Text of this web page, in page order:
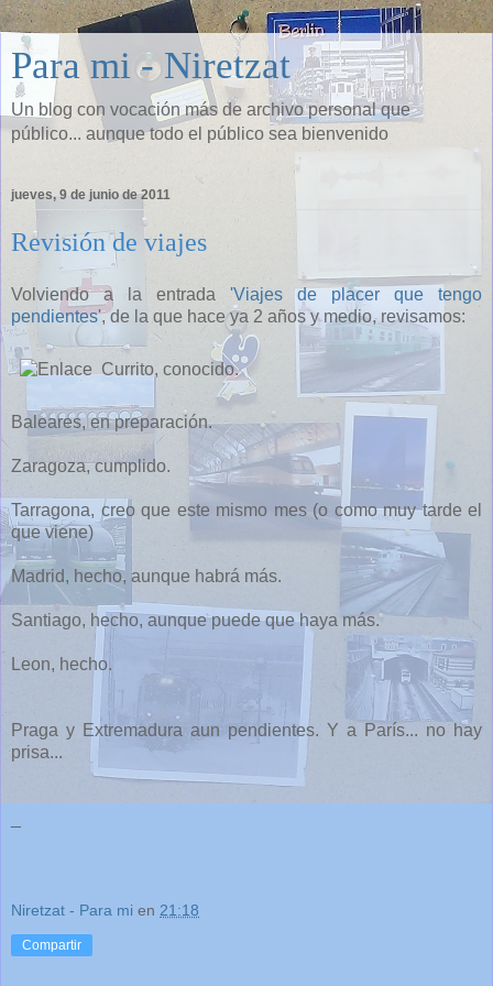
Para mi - Niretzat
Un blog con vocación más de archivo personal que
público... aunque todo el público sea bienvenido
jueves, 9 de junio de 2011
Revisión de viajes
Volviendo a la entrada 'Viajes de placer que tengo
pendientes', de la que hace ya 2 años y medio, revisamos:
Currito, conocido.
Baleares, en preparación.
Zaragoza, cumplido.
Tarragona, creo que este mismo mes (o como muy tarde el
que viene)
Madrid, hecho, aunque habrá más.
Santiago, hecho, aunque puede que haya más.
Leon, hecho.
Praga y Extremadura aun pendientes. Y a París... no hay
prisa...
Niretzat - Para mi en 21:18
Compartir